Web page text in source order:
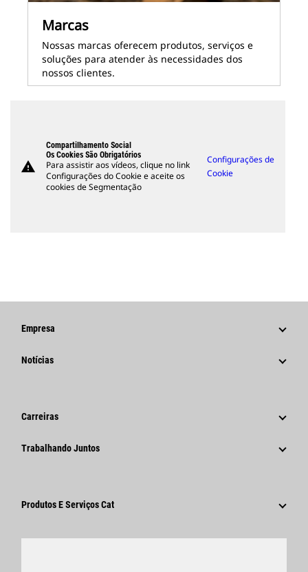
Marcas
Nossas marcas oferecem produtos, serviços e
soluções para atender às necessidades dos
nossos clientes.
warning
Compartilhamento Social
Os Cookies São Obrigatórios
Para assistir aos vídeos, clique no link
Configurações do Cookie e aceite os
cookies de Segmentação
Configurações de
Cookie
Empresa
Estratégia
Código De Conduta
Inovação
Notícias
Comunicados À Imprensa Corporativos
Carreiras
Por Que A Caterpillar?
Trabalhando Juntos
Fornecedores
Produtos E Serviços Cat